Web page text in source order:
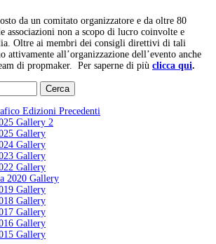
da un comitato organizzatore e da oltre 80
associazioni non a scopo di lucro coinvolte e
Oltre ai membri dei consigli direttivi di tali
attivamente all’organizzazione dell’evento anche
di propmaker. Per saperne di più clicca qui.
Edizioni Precedenti
Gallery 2
Gallery
Gallery
Gallery
Gallery
2020 Gallery
Gallery
Gallery
Gallery
Gallery
Gallery